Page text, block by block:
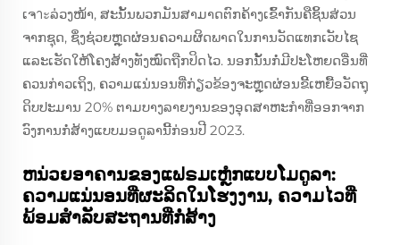
ເຈาะລ່ວງໜ້າ, ສະນັ້ນພວກມັນສາມາດຕົກຄ້າງເຂົ້າກັນຄືຊິ້ນສ່ວນ
ຈາກຊຸດ, ຊຶ່ງຊ່ວຍຫຼຸດຜ່ອນຄວາມຜິດພາດໃນການວັດແທກເວັບໄຊ
ແລະເຮັດໃຫ້ໂຄງສ້າງທັງໝົດຖືກປິດໄວ. ນອກນັ້ນກໍ່ມີປະໂຫຍດອື່ນທີ່
ຄວນກ່າວເຖິງ, ຄວາມແນ່ນອນທີ່ກ່ຽວຂ້ອງຈະຫຼຸດຜ່ອນຂີ້ເຫຍື້ອວັດຖຸ
ດິບປະມານ 20% ຕາມບາງລາຍງານຂອງອຸດສາຫະກຳທີ່ອອກຈາກ
ວົງການກໍ່ສ້າງແບບມອດູລານີ້ກ່ອນປີ 2023.
ຫນ່ວຍອາຄານຂອງແຟຣມເຫຼໍກແບບໂມດູລາ:
ຄວາມແນ່ນອນທີ່ຜະລິດໃນໂຮງງານ, ຄວາມໄວທີ່
ພ້ອມສຳລັບສະຖານທີ່ກໍ່ສ້າງ